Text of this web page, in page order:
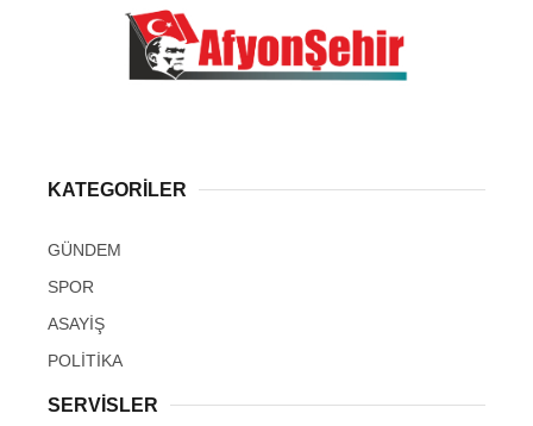
KATEGORİLER
GÜNDEM
SPOR
ASAYİŞ
POLİTİKA
SERVİSLER